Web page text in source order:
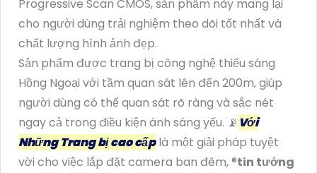
Progressive Scan CMOS, sản phẩm này mang lại
cho người dùng trải nghiệm theo dõi tốt nhất và
chất lượng hình ảnh đẹp.
Sản phẩm được trang bị công nghệ thiếu sáng
Hồng Ngoại với tầm quan sát lên đến 200m, giúp
người dùng có thể quan sát rõ ràng và sắc nét
ngay cả trong điều kiện ánh sáng yếu. 📡 Với
Những Trang bị cao cấplà một giải pháp tuyệt
vời cho việc lắp đặt camera ban đêm, ®️tin tưởng